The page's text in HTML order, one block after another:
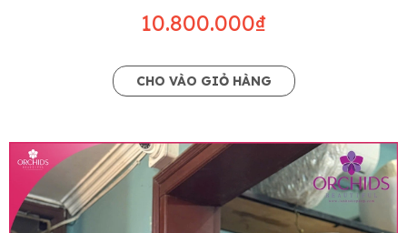
10.800.000₫
CHO VÀO GIỎ HÀNG